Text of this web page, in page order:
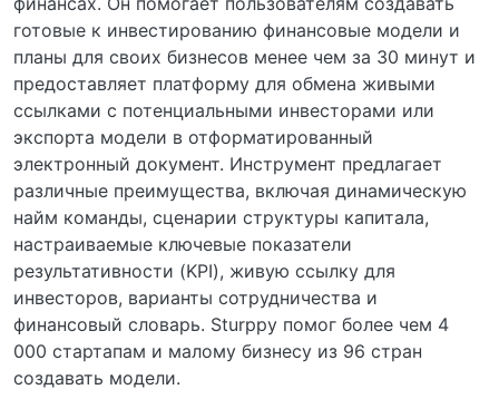
готовые к инвестированию финансовые модели и
планы для своих бизнесов менее чем за 30 минут и
предоставляет платформу для обмена живыми
ссылками с потенциальными инвесторами или
экспорта модели в отформатированный
электронный документ. Инструмент предлагает
различные преимущества, включая динамическую
найм команды, сценарии структуры капитала,
настраиваемые ключевые показатели
результативности (KPI), живую ссылку для
инвесторов, варианты сотрудничества и
финансовый словарь. Sturppy помог более чем 4
000 стартапам и малому бизнесу из 96 стран
создавать модели.